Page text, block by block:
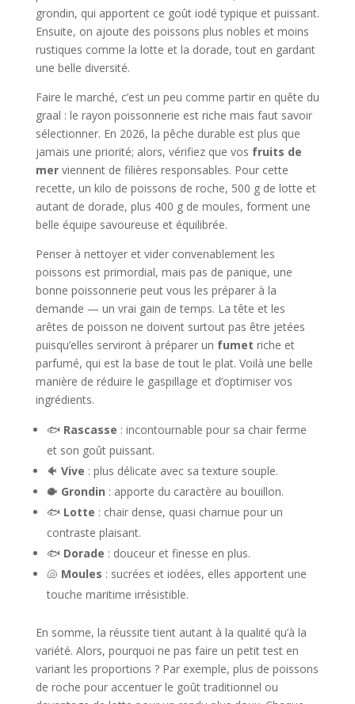
grondin, qui apportent ce goût iodé typique et puissant.
Ensuite, on ajoute des poissons plus nobles et moins
rustiques comme la lotte et la dorade, tout en gardant
une belle diversité.
Faire le marché, c’est un peu comme partir en quête du
graal : le rayon poissonnerie est riche mais faut savoir
sélectionner. En 2026, la pêche durable est plus que
jamais une priorité; alors, vérifiez que vos fruits de
merviennent de filières responsables. Pour cette
recette, un kilo de poissons de roche, 500 g de lotte et
autant de dorade, plus 400 g de moules, forment une
belle équipe savoureuse et équilibrée.
Penser à nettoyer et vider convenablement les
poissons est primordial, mais pas de panique, une
bonne poissonnerie peut vous les préparer à la
demande — un vrai gain de temps. La tête et les
arêtes de poisson ne doivent surtout pas être jetées
puisqu’elles serviront à préparer un fumet riche et
parfumé, qui est la base de tout le plat. Voilà une belle
manière de réduire le gaspillage et d’optimiser vos
ingrédients.
🐟 Rascasse : incontournable pour sa chair ferme
et son goût puissant.
🐠 Vive : plus délicate avec sa texture souple.
🐡 Grondin : apporte du caractère au bouillon.
🐟 Lotte : chair dense, quasi charnue pour un
contraste plaisant.
🐟 Dorade : douceur et finesse en plus.
🐚 Moules : sucrées et iodées, elles apportent une
touche maritime irrésistible.
En somme, la réussite tient autant à la qualité qu’à la
variété. Alors, pourquoi ne pas faire un petit test en
variant les proportions ? Par exemple, plus de poissons
de roche pour accentuer le goût traditionnel ou